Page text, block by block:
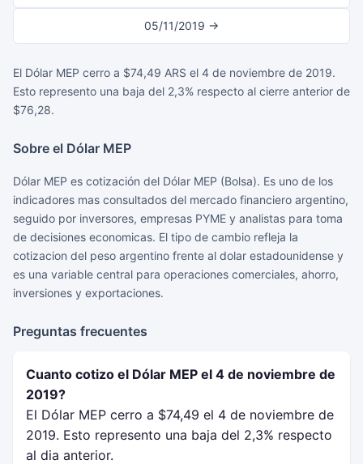
05/11/2019 →
El Dólar MEP cerro a $74,49 ARS el 4 de noviembre de 2019.
Esto represento una baja del 2,3% respecto al cierre anterior de
$76,28.
Sobre el Dólar MEP
Dólar MEP es cotización del Dólar MEP (Bolsa). Es uno de los
indicadores mas consultados del mercado financiero argentino,
seguido por inversores, empresas PYME y analistas para toma
de decisiones economicas. El tipo de cambio refleja la
cotizacion del peso argentino frente al dolar estadounidense y
es una variable central para operaciones comerciales, ahorro,
inversiones y exportaciones.
Preguntas frecuentes
Cuanto cotizo el Dólar MEP el 4 de noviembre de
2019?
El Dólar MEP cerro a $74,49 el 4 de noviembre de
2019. Esto represento una baja del 2,3% respecto
al dia anterior.